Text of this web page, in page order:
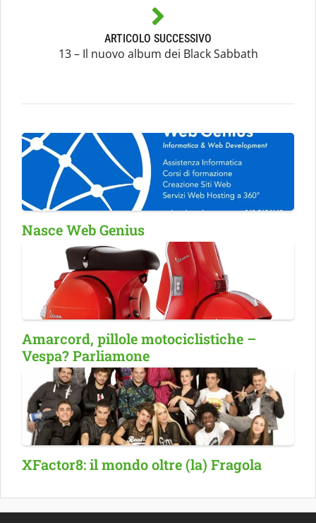
ARTICOLO SUCCESSIVO
13 – Il nuovo album dei Black Sabbath
Nasce Web Genius
Amarcord, pillole motociclistiche –
Vespa? Parliamone
XFactor8: il mondo oltre (la) Fragola